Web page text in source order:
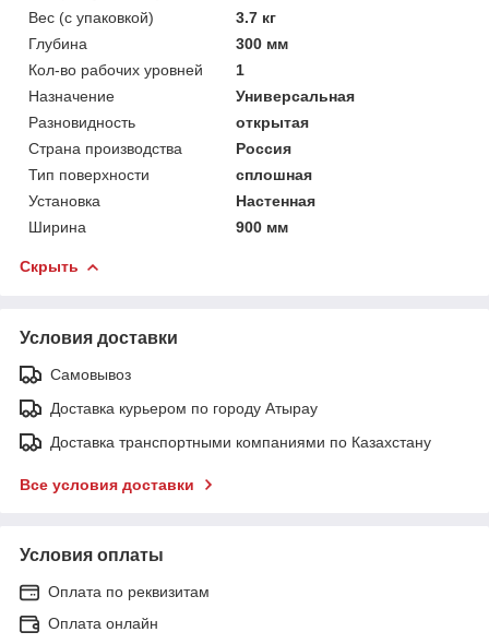
Вес (с упаковкой)
3.7 кг
Глубина
300 мм
Кол-во рабочих уровней
1
Назначение
Универсальная
Разновидность
открытая
Страна производства
Россия
Тип поверхности
сплошная
Установка
Настенная
Ширина
900 мм
Скрыть
Условия доставки
Самовывоз
Доставка курьером по городу Атырау
Доставка транспортными компаниями по Казахстану
Все условия доставки
Условия оплаты
Оплата по реквизитам
Оплата онлайн